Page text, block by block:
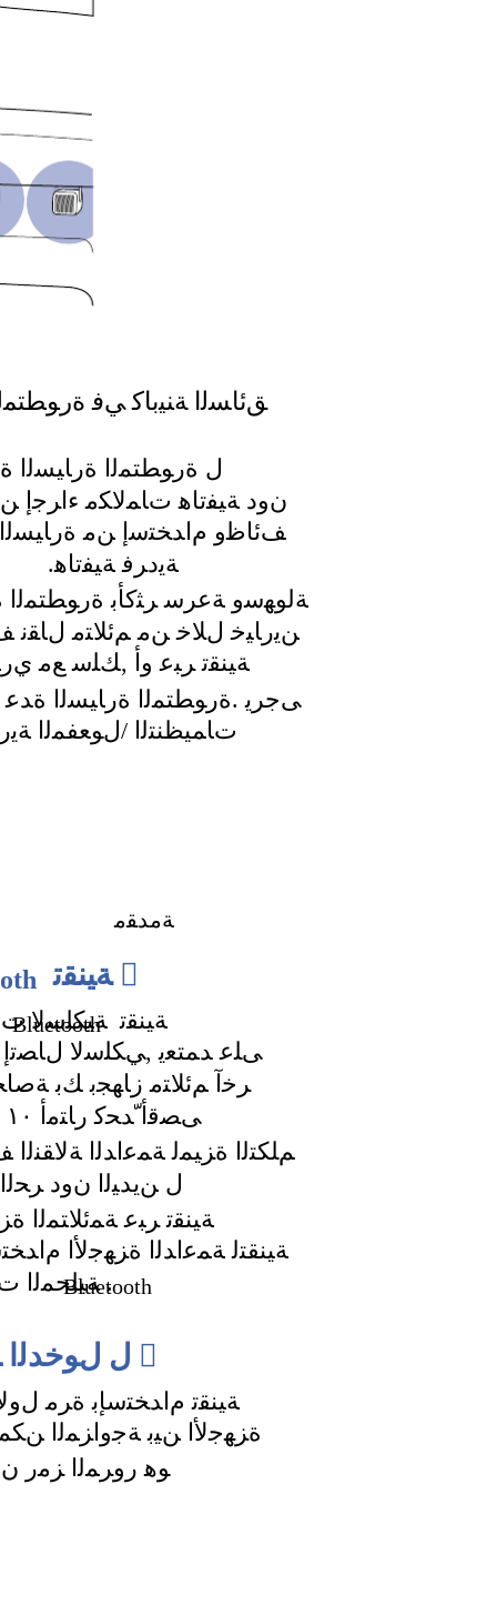
ﻖﺋﺎﺴﻟﺍ ﺔﻨﻴﺑﺎﻛ ﻲﻓ
ﻝ ﺓﺭﻮﻄﺘﻤﻟﺍ ﺓﺭﺎﻴﺴﻟﺍ
ﻥﻭﺩ ﺔﻴﻔﺗﺎﻫ ﺕﺎﻤﻟﺎﻜﻣ ءﺍﺮﺟﺇ
ﻒﺋﺎﻇﻭ ﻡﺍﺪﺨﺘﺳﺇ ﻦﻣ
.ﺔﻳﺩﺮﻓ ﺔﻴﻔﺗﺎﻫ
.ﺔﻟﻮﻬﺳﻭ ﺔﻋﺮﺳ ﺮﺜﻛﺄﺑ
:ﻦﻳﺭﺎﻴﺧ ﻝﻼﺧ ﻦﻣ ﻢﺋﻼﺘﻣ ﻝﺎﻘﻧ
ﺔﻴﻨﻘﺗ ﺮﺒﻋ ﻭﺃ ,ﻚﻠﺳ ﻊﻣ
ﻰﺟﺮﻳ .ﺓﺭﻮﻄﺘﻤﻟﺍ ﺓﺭﺎﻴﺴﻟﺍ ﺓﺪﻋ
.ﺕﺎﻤﻴﻈﻨﺘﻟﺍ /ﻝﻮﻌﻔﻤﻟﺍ
ﺔﻣﺪﻘﻣ
ﺔﻴﻨﻘﺗ 
ﺔﻴﻜﻠﺳﻻ
Bluetooth
ﺔﻴﻨﻘﺗ
ﻰﻠﻋ ﺪﻤﺘﻌﻳ ,ﻲﻜﻠﺳﻻ ﻝﺎﺼﺗﺇ
ﺮﺧﺁ ﻢﺋﻼﺘﻣ ﺯﺎﻬﺠﺑ ﻚﺑ
.ﻰﺼﻗﺃ ّﺪﺤﻛ ﺭﺎﺘﻣﺃ ١٠ ﺔﻓﺎﺴﻣ ﻞﺧﺍﺩ
ﻢﻠﻜﺘﻟﺍ ﺓﺰﻴﻤﻟ ﺔﻤﻋﺍﺪﻟﺍ
ﻝ ﻦﻳﺪﻴﻟﺍ ﻥﻭﺩ ﺮﺤﻟﺍ
ﺔﻴﻨﻘﺗ ﺮﺒﻋ ﺔﻤﺋﻼﺘﻤﻟﺍ
ﺔﻴﻨﻘﺘﻟ ﺔﻤﻋﺍﺪﻟﺍ ﺓﺰﻬﺟﻷﺍ
.ﺔﻴﻠﺤﻤﻟﺍ ﺕﺎﻄﻠﺴﻟﺍ ﺔﻌﺟﺍﺮﻣ ﻰﺟﺮﻳ .
Bluetooth

ﺔﻴﻨﻘﺗ ﻡﺍﺪﺨﺘﺳﺈﺑ ﺓﺮﻣ
.ﺓﺰﻬﺟﻷﺍ ﻦﻴﺑ ﺔﺟﻭﺍﺰﻤﻟﺍ
ﻮﻫ ﺭﻭﺮﻤﻟﺍ ﺰﻣﺭ